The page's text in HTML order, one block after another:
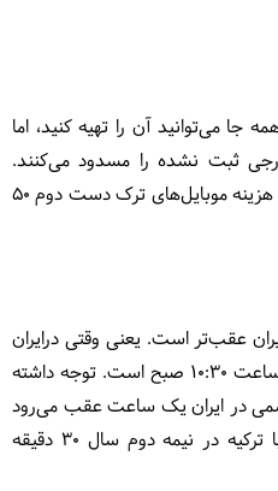
جا می‌توانید آن را تهیه کنید، اما
ثبت نشده را مسدود می‌کنند.
ثبت سیم کارت 100 لیره هزینه دارد. هزینه موبایل‌های ترک دست دوم 50
عقب‌تر است. یعنی وقتی درایران
ساعت 12:00 ظهر است، در ترکیه ساعت 10:30 صبح است. توجه داشته
در ایران یک ساعت عقب می‌رود
و به همین دلیل اختلاف ساعت با ترکیه در نیمه دوم سال 30 دقیقه